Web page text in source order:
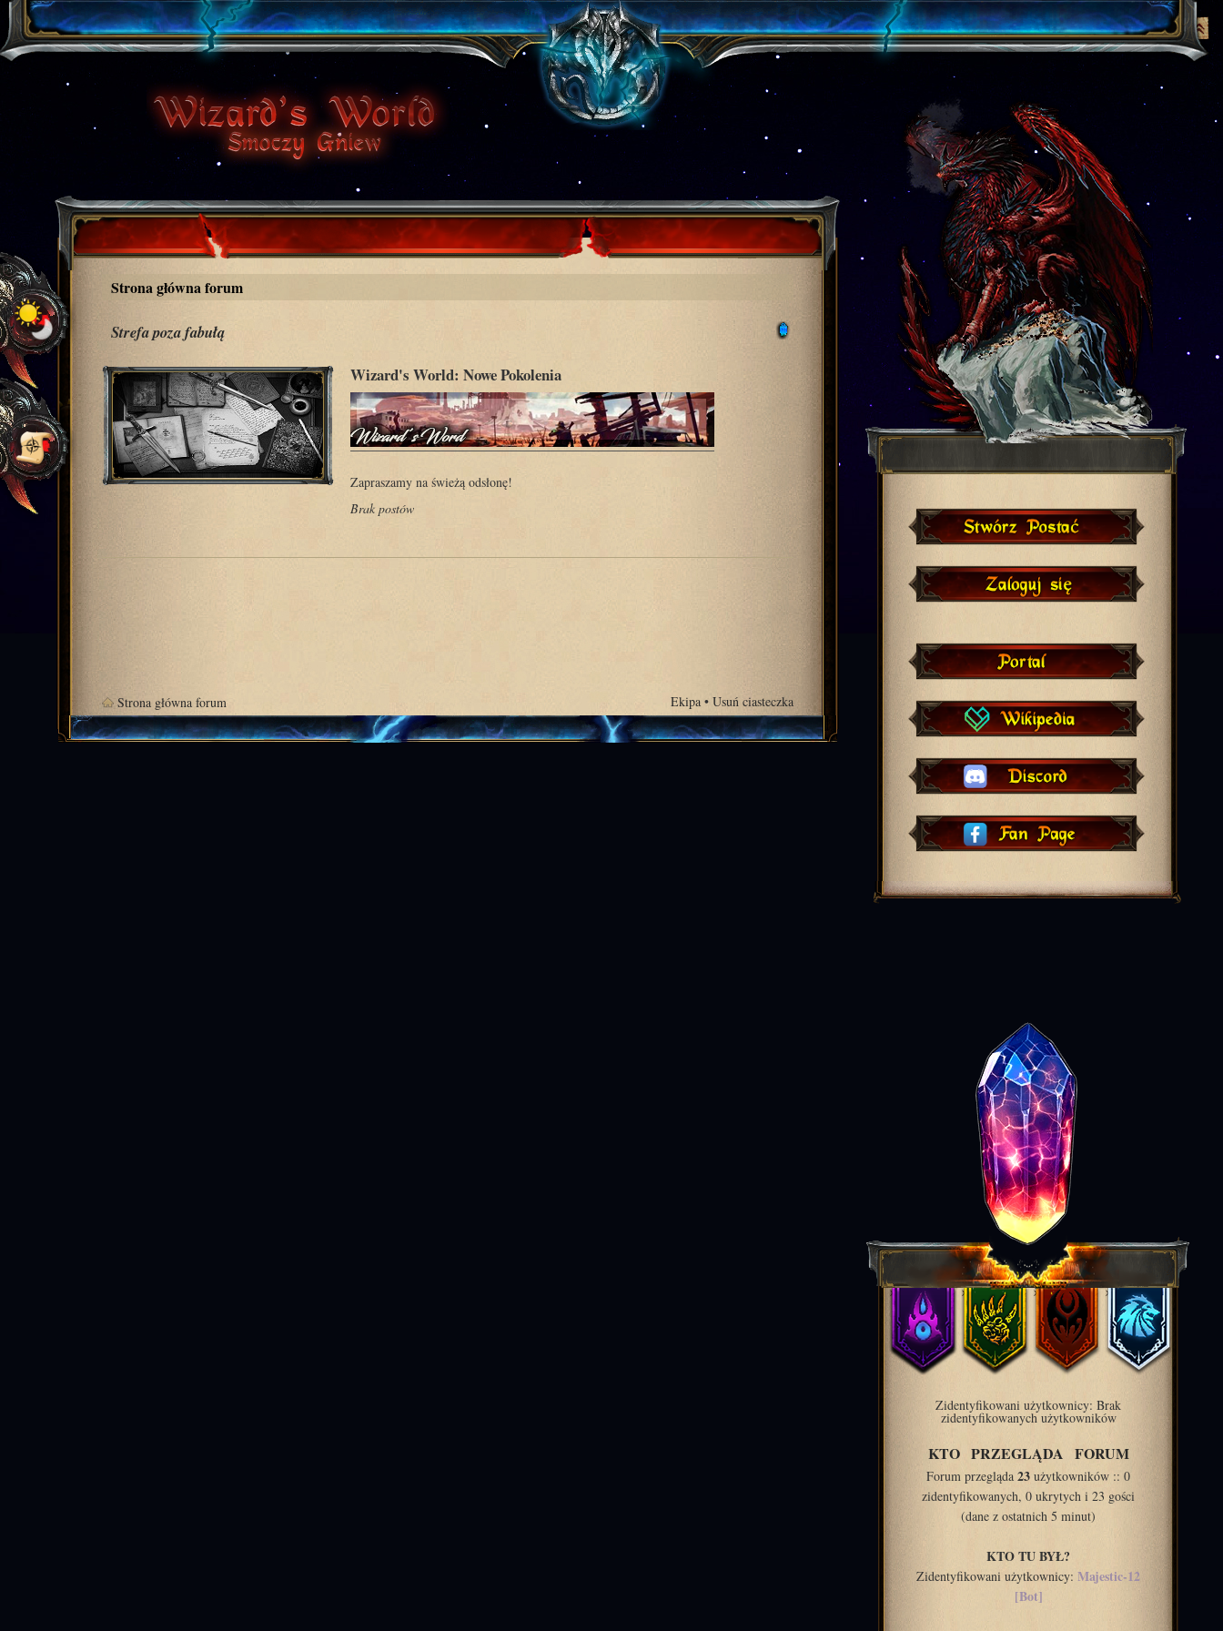
Strona główna forum
Strefa poza fabułą
Wizard's World: Nowe Pokolenia
Zapraszamy na świeżą odsłonę!
Brak postów
Strona główna forum Ekipa • Usuń ciasteczka
Zidentyfikowani użytkownicy: Brak
zidentyfikowanych użytkowników
KTO PRZEGLĄDA FORUM
Forum przegląda 23 użytkowników :: 0
zidentyfikowanych, 0 ukrytych i 23 gości
(dane z ostatnich 5 minut)
KTO TU BYŁ?
Zidentyfikowani użytkownicy: Majestic-12
[Bot]